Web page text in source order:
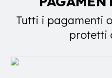
Tutti i pagamenti
protetti